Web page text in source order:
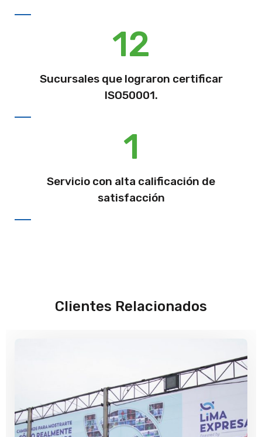
12
Sucursales que lograron certificar
ISO50001.
1
Servicio con alta calificación de
satisfacción
Clientes Relacionados